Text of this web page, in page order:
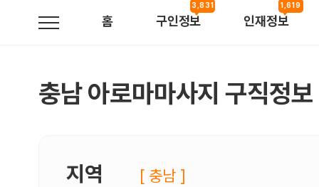
홈 구인정보
3,831
인재정보
1,619
충남 아로마마사지 구직정보
지역 [ 충남 ]